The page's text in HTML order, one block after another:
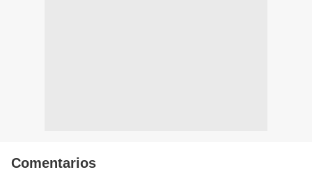
Comentarios